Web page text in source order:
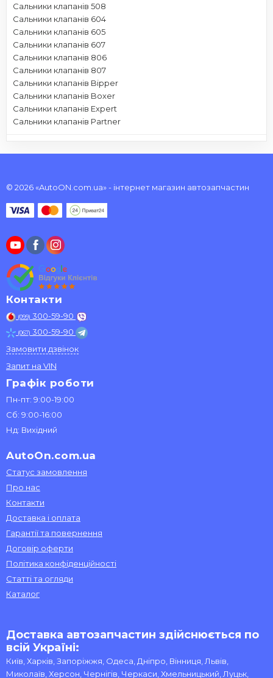
Сальники клапанів 508
Сальники клапанів 604
Сальники клапанів 605
Сальники клапанів 607
Сальники клапанів 806
Сальники клапанів 807
Сальники клапанів Bipper
Сальники клапанів Boxer
Сальники клапанів Expert
Сальники клапанів Partner
© 2026 «AutoON.com.ua» - інтернет магазин автозапчастин
Контакти
(099) 300-59-90
(067) 300-59-90
Замовити дзвінок
Запит на VIN
Графік роботи
Пн-пт: 9:00-19:00
Сб: 9:00-16:00
Нд: Вихідний
AutoOn.com.ua
Статус замовлення
Про нас
Контакти
Доставка і оплата
Гарантії та повернення
Договір оферти
Політика конфіденційності
Статті та огляди
Каталог
Доставка автозапчастин здійснюється по
всій Україні:
Київ, Харків, Запоріжжя, Одеса, Дніпро, Вінниця, Львів,
Миколаїв, Херсон, Чернігів, Черкаси, Хмельницький, Луцьк,